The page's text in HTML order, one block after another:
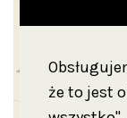
że to jest